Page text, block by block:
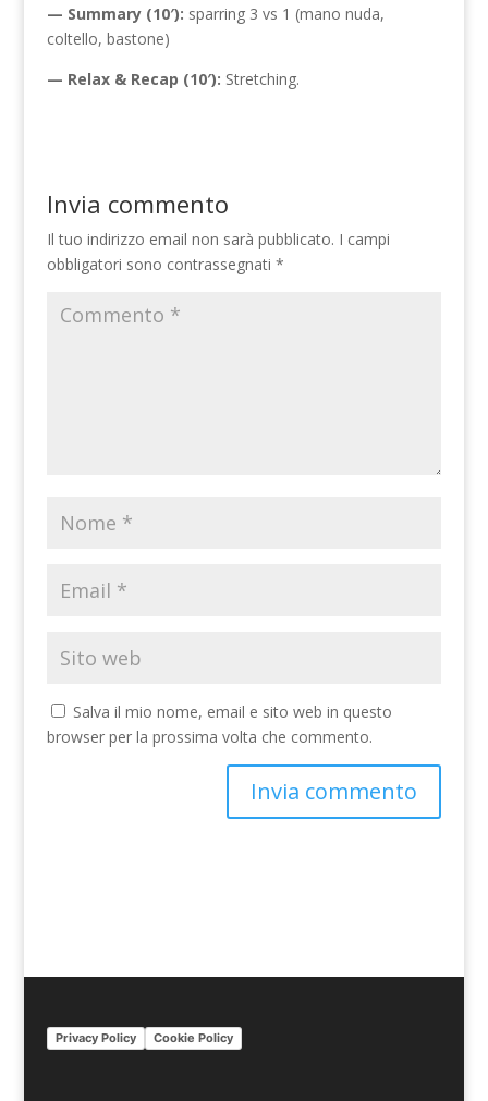
— Summary (10′): sparring 3 vs 1 (mano nuda,
coltello, bastone)
— Relax & Recap (10′): Stretching.
Invia commento
Il tuo indirizzo email non sarà pubblicato. I campi
obbligatori sono contrassegnati *
Salva il mio nome, email e sito web in questo
browser per la prossima volta che commento.
a
i
v
Privacy Policy Cookie Policy